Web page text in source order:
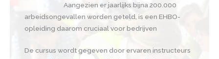
Aangezien er jaarlijks bijna 200.000
arbeidsongevallen worden geteld, is een EHBO-
opleiding daarom cruciaal voor bedrijven
De cursus wordt gegeven door ervaren instructeurs